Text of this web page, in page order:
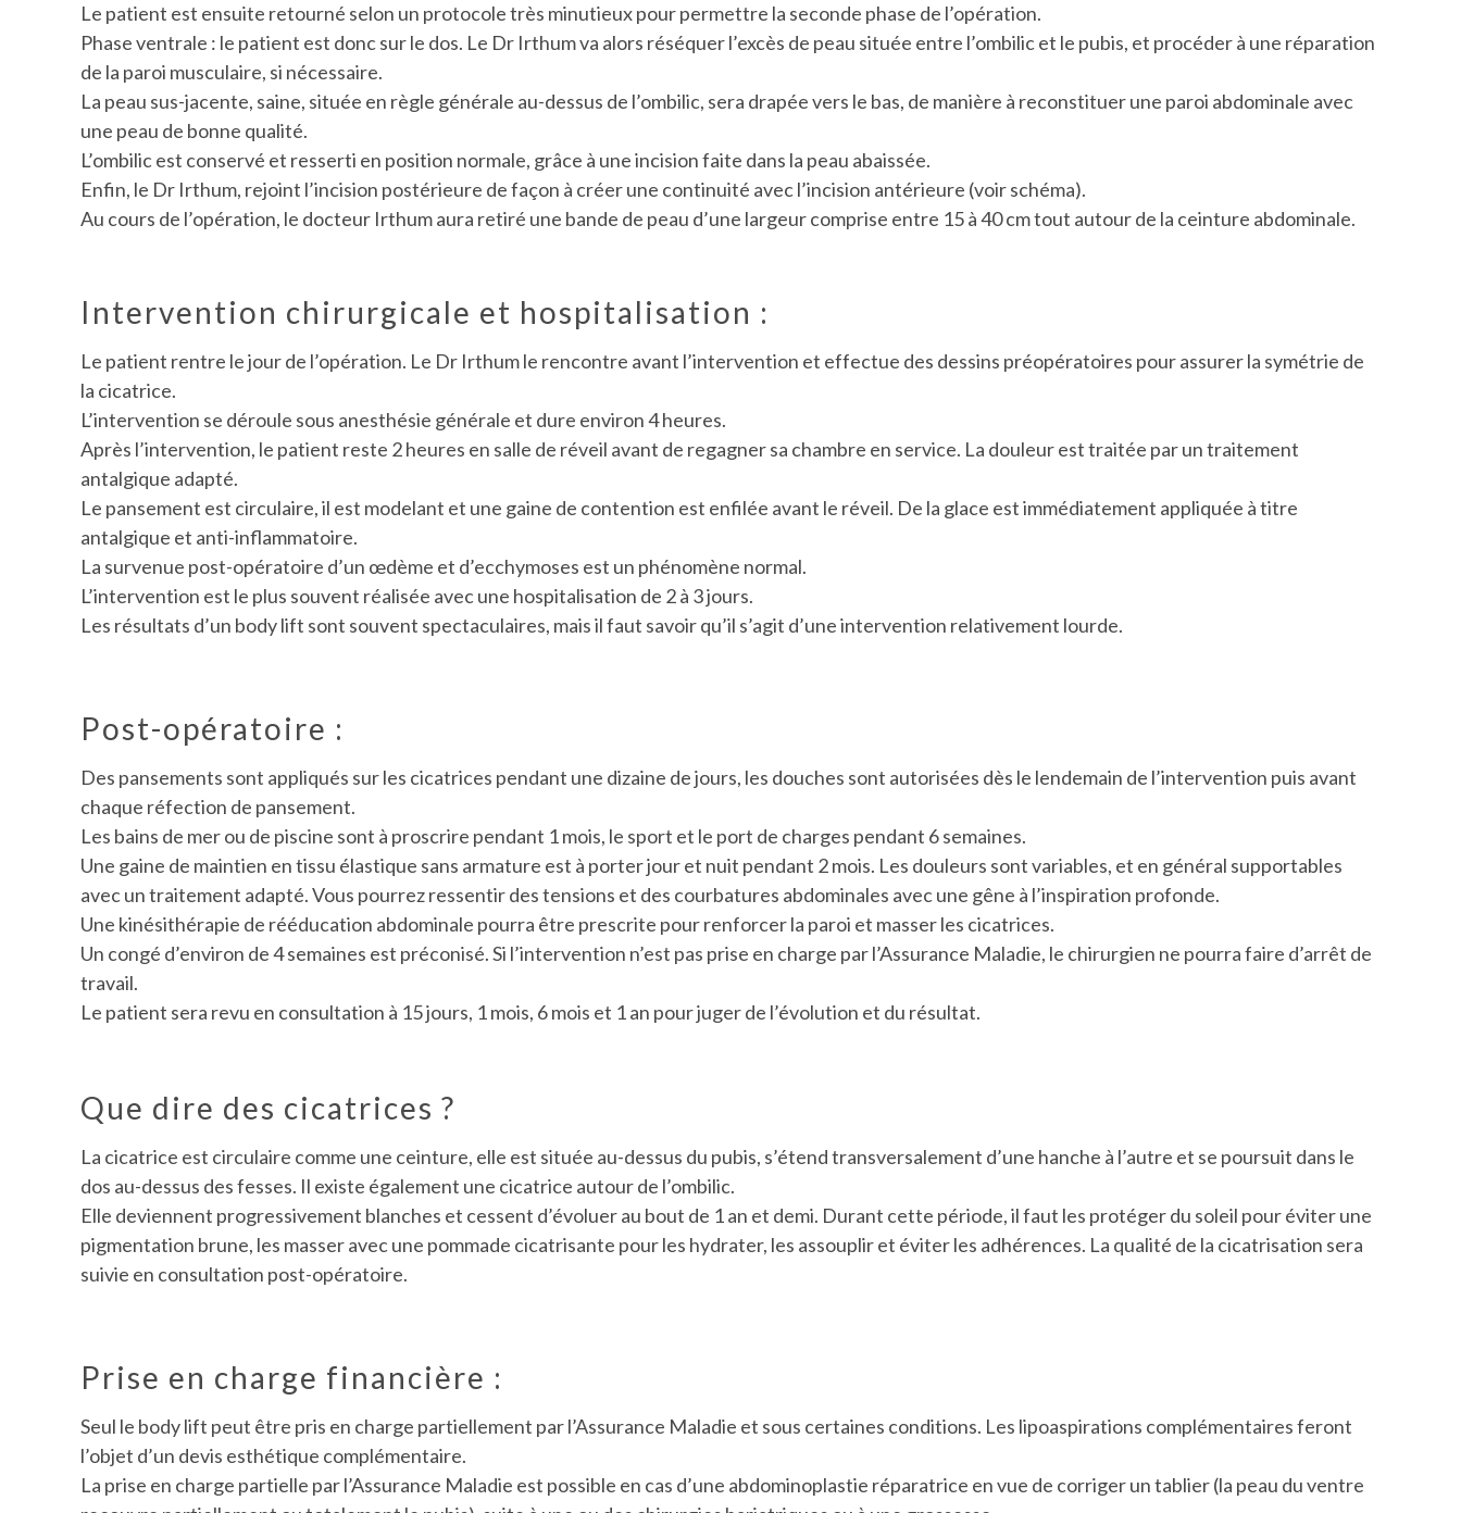
Le patient est ensuite retourné selon un protocole très minutieux pour permettre la seconde phase de l’opération.
Phase ventrale : le patient est donc sur le dos. Le Dr Irthum va alors réséquer l’excès de peau située entre l’ombilic et le pubis, et procéder à une réparation
de la paroi musculaire, si nécessaire.
La peau sus-jacente, saine, située en règle générale au-dessus de l’ombilic, sera drapée vers le bas, de manière à reconstituer une paroi abdominale avec
une peau de bonne qualité.
L’ombilic est conservé et resserti en position normale, grâce à une incision faite dans la peau abaissée.
Enfin, le Dr Irthum, rejoint l’incision postérieure de façon à créer une continuité avec l’incision antérieure (voir schéma).
Au cours de l’opération, le docteur Irthum aura retiré une bande de peau d’une largeur comprise entre 15 à 40 cm tout autour de la ceinture abdominale.
Intervention chirurgicale et hospitalisation :
Le patient rentre le jour de l’opération. Le Dr Irthum le rencontre avant l’intervention et effectue des dessins préopératoires pour assurer la symétrie de
la cicatrice.
L’intervention se déroule sous anesthésie générale et dure environ 4 heures.
Après l’intervention, le patient reste 2 heures en salle de réveil avant de regagner sa chambre en service. La douleur est traitée par un traitement
antalgique adapté.
Le pansement est circulaire, il est modelant et une gaine de contention est enfilée avant le réveil. De la glace est immédiatement appliquée à titre
antalgique et anti-inflammatoire.
La survenue post-opératoire d’un œdème et d’ecchymoses est un phénomène normal.
L’intervention est le plus souvent réalisée avec une hospitalisation de 2 à 3 jours.
Les résultats d’un body lift sont souvent spectaculaires, mais il faut savoir qu’il s’agit d’une intervention relativement lourde.
Post-opératoire :
Des pansements sont appliqués sur les cicatrices pendant une dizaine de jours, les douches sont autorisées dès le lendemain de l’intervention puis avant
chaque réfection de pansement.
Les bains de mer ou de piscine sont à proscrire pendant 1 mois, le sport et le port de charges pendant 6 semaines.
Une gaine de maintien en tissu élastique sans armature est à porter jour et nuit pendant 2 mois. Les douleurs sont variables, et en général supportables
avec un traitement adapté. Vous pourrez ressentir des tensions et des courbatures abdominales avec une gêne à l’inspiration profonde.
Une kinésithérapie de rééducation abdominale pourra être prescrite pour renforcer la paroi et masser les cicatrices.
Un congé d’environ de 4 semaines est préconisé. Si l’intervention n’est pas prise en charge par l’Assurance Maladie, le chirurgien ne pourra faire d’arrêt de
travail.
Le patient sera revu en consultation à 15 jours, 1 mois, 6 mois et 1 an pour juger de l’évolution et du résultat.
Que dire des cicatrices ?
La cicatrice est circulaire comme une ceinture, elle est située au-dessus du pubis, s’étend transversalement d’une hanche à l’autre et se poursuit dans le
dos au-dessus des fesses. Il existe également une cicatrice autour de l’ombilic.
Elle deviennent progressivement blanches et cessent d’évoluer au bout de 1 an et demi. Durant cette période, il faut les protéger du soleil pour éviter une
pigmentation brune, les masser avec une pommade cicatrisante pour les hydrater, les assouplir et éviter les adhérences. La qualité de la cicatrisation sera
suivie en consultation post-opératoire.
Prise en charge financière :
Seul le body lift peut être pris en charge partiellement par l’Assurance Maladie et sous certaines conditions. Les lipoaspirations complémentaires feront
l’objet d’un devis esthétique complémentaire.
La prise en charge partielle par l’Assurance Maladie est possible en cas d’une abdominoplastie réparatrice en vue de corriger un tablier (la peau du ventre